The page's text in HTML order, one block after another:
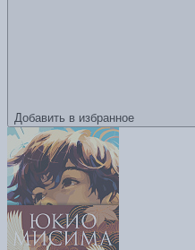
Добавить в избранное